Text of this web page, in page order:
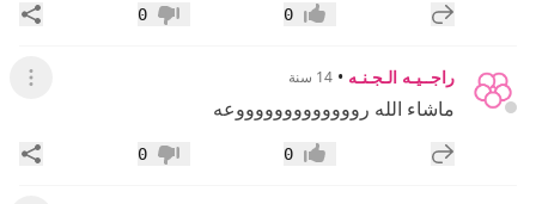
إضافة رد جديد إعجاب0 عدم إعجاب
0
راجــيـه الـجـنـه • 14 سنة عرض
ماشاء الله روووووووووووووعه
إضافة رد جديد إعجاب0 عدم إعجاب
0